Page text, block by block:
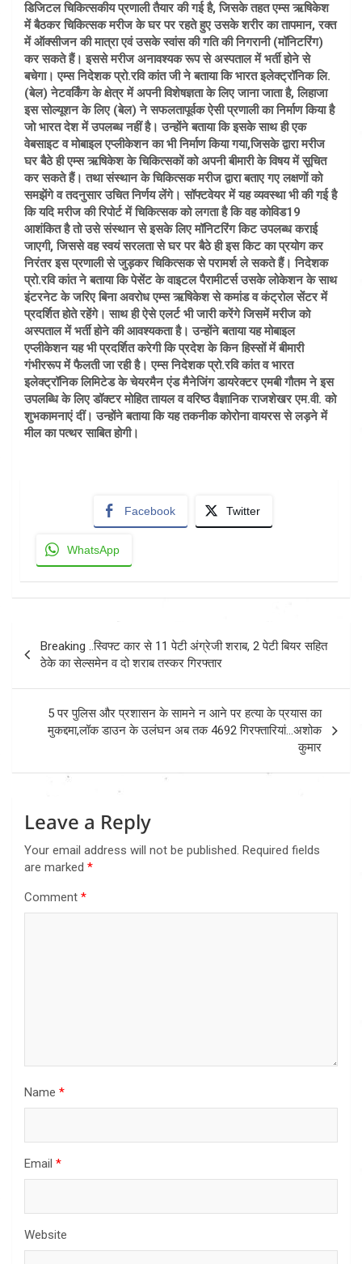
डिजिटल चिकित्सकीय प्रणाली तैयार की गई है, जिसके तहत एम्स ऋषिकेश
में बैठकर चिकित्सक मरीज के घर पर रहते हुए उसके शरीर का तापमान, रक्त
में ऑक्सीजन की मात्रा एवं उसके स्वांस की गति की निगरानी (मॉनिटरिंग)
कर सकते हैं। इससे मरीज अनावश्यक रूप से अस्पताल में भर्ती होने से
बचेगा। एम्स निदेशक प्रो.रवि कांत जी ने बताया कि भारत इलेक्ट्रॉनिक लि.
(बेल) नेटवर्किंग के क्षेत्र में अपनी विशेषज्ञता के लिए जाना जाता है, लिहाजा
इस सोल्यूशन के लिए (बेल) ने सफलतापूर्वक ऐसी प्रणाली का निर्माण किया है
जो भारत देश में उपलब्ध नहीं है। उन्होंने बताया कि इसके साथ ही एक
वेबसाइट व मोबाइल एप्लीकेशन का भी निर्माण किया गया,जिसके द्वारा मरीज
घर बैठे ही एम्स ऋषिकेश के चिकित्सकों को अपनी बीमारी के विषय में सूचित
कर सकते हैं। तथा संस्थान के चिकित्सक मरीज द्वारा बताए गए लक्षणों को
समझेंगे व तदनुसार उचित निर्णय लेंगे। सॉफ्टवेयर में यह व्यवस्था भी की गई है
कि यदि मरीज की रिपोर्ट में चिकित्सक को लगता है कि वह कोविड19
आशंकित है तो उसे संस्थान से इसके लिए मॉनिटरिंग किट उपलब्ध कराई
जाएगी, जिससे वह स्वयं सरलता से घर पर बैठे ही इस किट का प्रयोग कर
निरंतर इस प्रणाली से जुड़कर चिकित्सक से परामर्श ले सकते हैं। निदेशक
प्रो.रवि कांत ने बताया कि पेसेंट के वाइटल पैरामीटर्स उसके लोकेशन के साथ
इंटरनेट के जरिए बिना अवरोध एम्स ऋषिकेश से कमांड व कंट्रोल सेंटर में
प्रदर्शित होते रहेंगे। साथ ही ऐसे एलर्ट भी जारी करेंगे जिसमें मरीज को
अस्पताल में भर्ती होने की आवश्यकता है। उन्होंने बताया यह मोबाइल
एप्लीकेशन यह भी प्रदर्शित करेगी कि प्रदेश के किन हिस्सों में बीमारी
गंभीररूप में फैलती जा रही है। एम्स निदेशक प्रो.रवि कांत व भारत
इलेक्ट्रॉनिक लिमिटेड के चेयरमैन एंड मैनेजिंग डायरेक्टर एमबी गौतम ने इस
उपलब्धि के लिए डॉक्टर मोहित तायल व वरिष्ठ वैज्ञानिक राजशेखर एम.वी. को
शुभकामनाएं दीं। उन्होंने बताया कि यह तकनीक कोरोना वायरस से लड़ने में
मील का पत्थर साबित होगी।
Facebook Twitter
WhatsApp
Post
navigation
Breaking ..स्विफ्ट कार से 11 पेटी अंग्रेजी शराब, 2 पेटी बियर सहित
ठेके का सेल्समेन व दो शराब तस्कर गिरफ्तार
5 पर पुलिस और प्रशासन के सामने न आने पर हत्या के प्रयास का
मुकद्दमा,लॉक डाउन के उलंघन अब तक 4692 गिरफ्तारियां…अशोक
कुमार
Leave a Reply
Your email address will not be published. Required fields
are marked *
Comment *
Name *
Email *
Website